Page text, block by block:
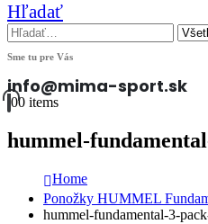
Hľadať
Sme tu pre Vás
info@mima-sport.sk
00 items
hummel-
Home
Ponožky HUMMEL
hummel-fundamental-3-